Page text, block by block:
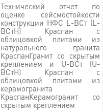
Технический отчет по
оценке сейсмостойкости
конструкции НФС L-ВСт (L-
ВСтН) Краспан с
облицовкой плитами из
натурального гранита
КраспанГранит со скрытым
креплением и U-ВСт (U-
ВСтН) Краспан с
облицовкой плитами из
керамогранита
КраспанКерамогранит со
скрытым креплением